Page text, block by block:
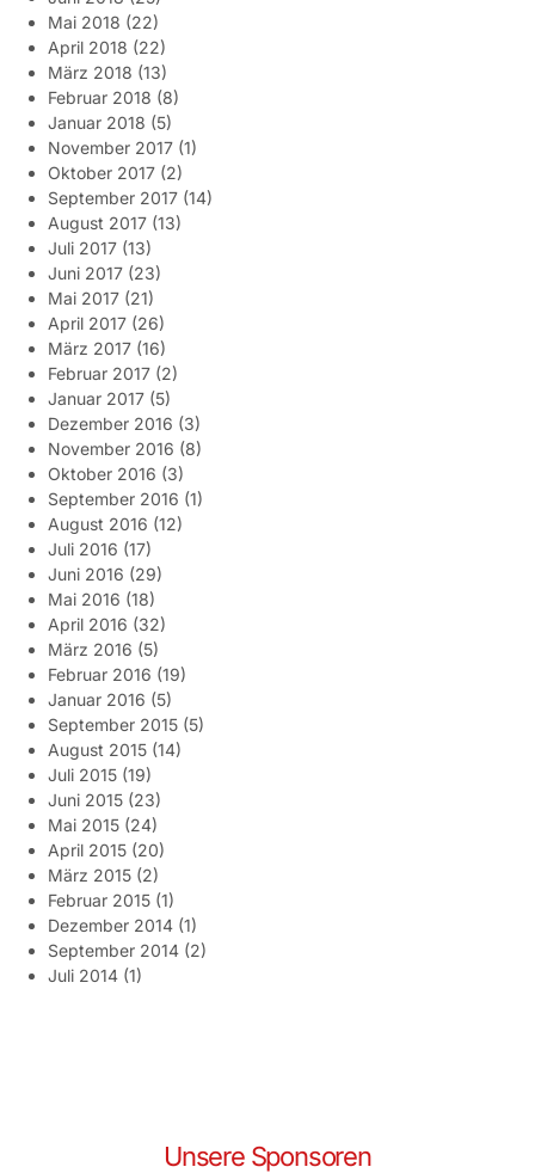
Mai 2018 (22)
April 2018 (22)
März 2018 (13)
Februar 2018 (8)
Januar 2018 (5)
November 2017 (1)
Oktober 2017 (2)
September 2017 (14)
August 2017 (13)
Juli 2017 (13)
Juni 2017 (23)
Mai 2017 (21)
April 2017 (26)
März 2017 (16)
Februar 2017 (2)
Januar 2017 (5)
Dezember 2016 (3)
November 2016 (8)
Oktober 2016 (3)
September 2016 (1)
August 2016 (12)
Juli 2016 (17)
Juni 2016 (29)
Mai 2016 (18)
April 2016 (32)
März 2016 (5)
Februar 2016 (19)
Januar 2016 (5)
September 2015 (5)
August 2015 (14)
Juli 2015 (19)
Juni 2015 (23)
Mai 2015 (24)
April 2015 (20)
März 2015 (2)
Februar 2015 (1)
Dezember 2014 (1)
September 2014 (2)
Juli 2014 (1)
Unsere Sponsoren